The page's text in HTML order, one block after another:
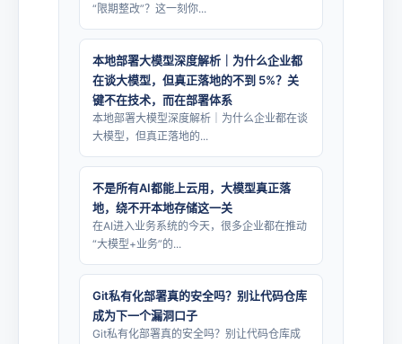
“限期整改”？这一刻你...
本地部署大模型深度解析｜为什么企业都
在谈大模型，但真正落地的不到 5%？关
键不在技术，而在部署体系
本地部署大模型深度解析｜为什么企业都在谈
大模型，但真正落地的...
不是所有AI都能上云用，大模型真正落
地，绕不开本地存储这一关
在AI进入业务系统的今天，很多企业都在推动
“大模型+业务”的...
Git私有化部署真的安全吗？别让代码仓库
成为下一个漏洞口子
Git私有化部署真的安全吗？别让代码仓库成